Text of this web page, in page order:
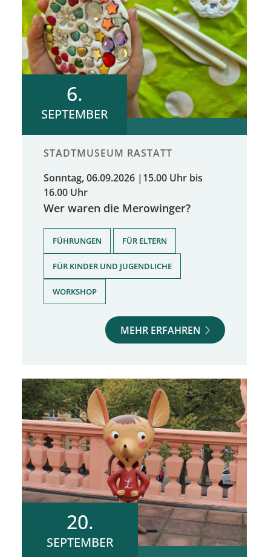
6.
SEPTEMBER
STADTMUSEUM RASTATT
Sonntag, 06.09.2026 | 15.00 Uhr bis
16.00 Uhr
Wer waren die Merowinger?
FÜHRUNGEN FÜR ELTERN
FÜR KINDER UND JUGENDLICHE
WORKSHOP
MEHR ERFAHREN
20.
SEPTEMBER